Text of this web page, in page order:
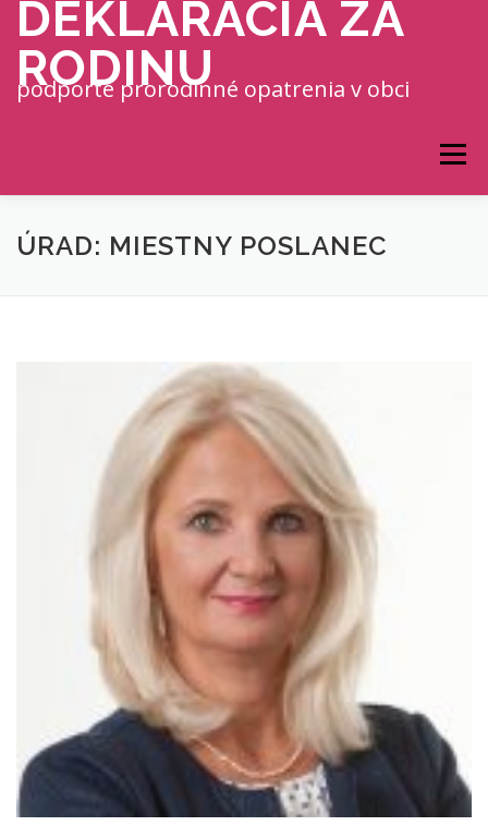
Prejsť na obsah
DEKLARÁCIA ZA
RODINU
podporte prorodinné opatrenia v obci
Menu
ÚRAD: MIESTNY POSLANEC